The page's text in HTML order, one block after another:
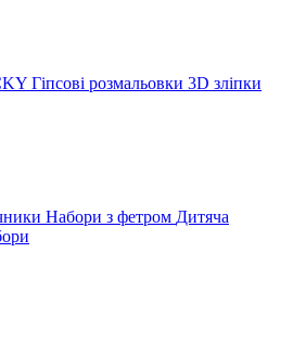
Гіпсові розмальовки 3D зліпки
Набори з фетром Дитяча